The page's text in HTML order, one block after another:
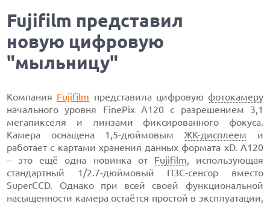
Fujifilm представил
новую цифровую
"мыльницу"
Компания Fujifilm представила цифровую фотокамеру
начального уровня FinePix A120 с разрешением 3,1
мегапикселя и линзами фиксированного фокуса.
Камера оснащена 1,5-дюймовым ЖК-дисплеем и
работает с картами хранения данных формата xD. A120
– это ещё одна новинка от Fujifilm, использующая
стандартный 1/2.7-дюймовый ПЗС-сенсор вместо
SuperCCD. Однако при всей своей функциональной
насыщенности камера остаётся простой в эксплуатации,